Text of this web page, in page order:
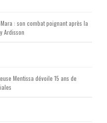
: son combat poignant après la
Ardisson
Mentissa dévoile 15 ans de